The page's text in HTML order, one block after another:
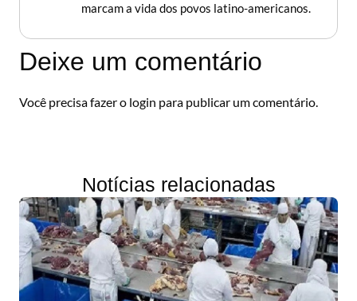
marcam a vida dos povos latino-americanos.
Deixe um comentário
Você precisa fazer o login para publicar um comentário.
Notícias relacionadas